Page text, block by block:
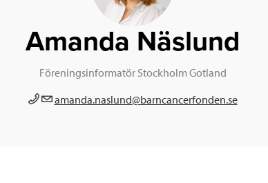
Blogginlägg
från
Amanda Näslund
Föreningsinformatör Stockholm Gotland
amanda.naslund@barncancerfonden.se